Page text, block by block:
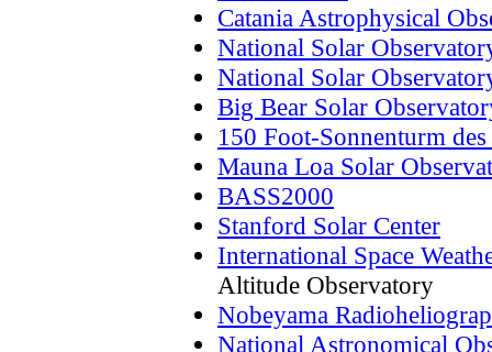
Catania Astrophysical
National Solar
National Solar
Big Bear Solar
150 Foot-Sonnenturm
Mauna Loa Solar
BASS2000
Stanford Solar Center
International Space
Altitude Observatory
Nobeyama
National Astronomical